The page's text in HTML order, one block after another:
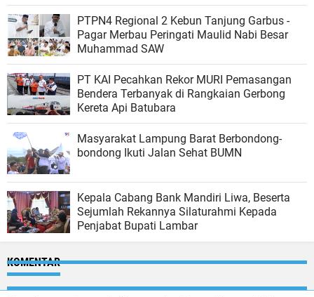
PTPN4 Regional 2 Kebun Tanjung Garbus -
Pagar Merbau Peringati Maulid Nabi Besar
Muhammad SAW
PT KAI Pecahkan Rekor MURI Pemasangan
Bendera Terbanyak di Rangkaian Gerbong
Kereta Api Batubara
Masyarakat Lampung Barat Berbondong-
bondong Ikuti Jalan Sehat BUMN
Kepala Cabang Bank Mandiri Liwa, Beserta
Sejumlah Rekannya Silaturahmi Kepada
Penjabat Bupati Lambar
KOMENTAR